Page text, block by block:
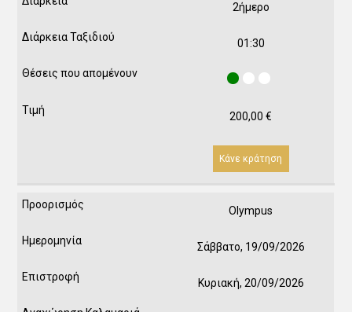
2ήμερο
01:30
200,00€
Κάνε κράτηση
Olympus
Σάββατο, 19/09/2026
Κυριακή, 20/09/2026